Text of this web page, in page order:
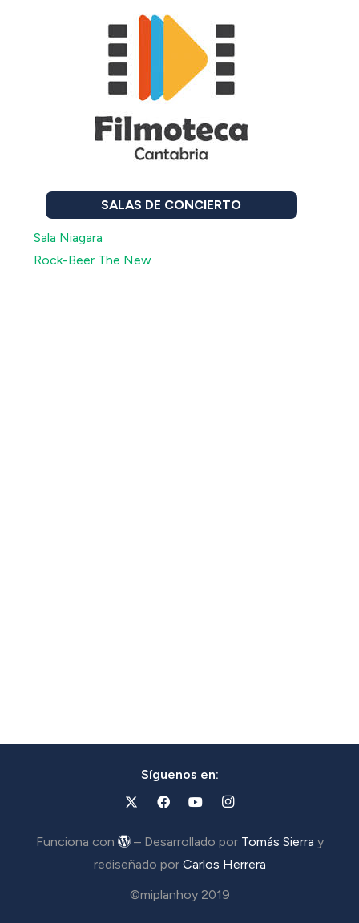
SALAS DE CONCIERTO
Sala Niagara
Rock-Beer The New
Síguenos en:
Funciona con – Desarrollado por Tomás Sierra y
rediseñado por Carlos Herrera
©miplanhoy 2019